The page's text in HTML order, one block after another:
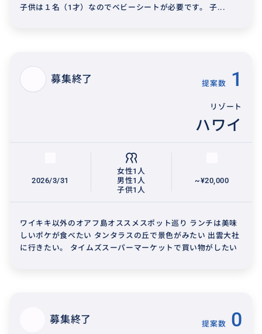
子供は１名（1才）なのでベビーシートが必要です。 子...
募集終了 提案数 1
リゾート
ハワイ
2026/3/31
女性1人
男性1人
子供1人
~¥20,000
ワイキキ以外のオアフ島オススメスポット巡り ランチは美味
しいポケが食べたい タンタラスの丘で景色がみたい 出雲大社
に行きたい。 タイムズスーパーマーケットで買い物がしたい
募集終了 提案数 0